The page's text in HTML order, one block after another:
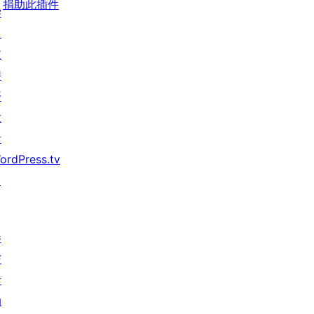
捐助此插件